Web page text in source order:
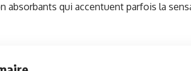
absorbants qui accentuent parfois la